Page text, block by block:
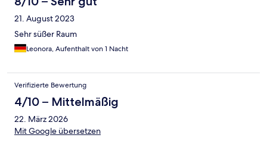
21. August 2023
Sehr süßer Raum
Leonora, Aufenthalt von 1 Nacht
Verifizierte Bewertung
4/10 – Mittelmäßig
22. März 2026
Mit Google übersetzen